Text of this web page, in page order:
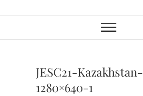
JESC21-Kazakhstan-
1280×640-1